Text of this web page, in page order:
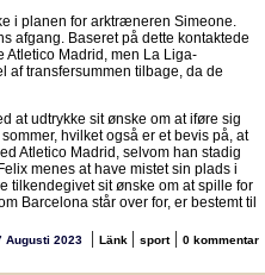
i planen for arktræneren Simeone.
afgang. Baseret på dette kontaktede
Atletico Madrid, men La Liga-
transfersummen tilbage, da de
at udtrykke sit ønske om at iføre sig
hvilket også er et bevis på, at
Atletico Madrid, selvom han stadig
menes at have mistet sin plads i
tilkendegivet sit ønske om at spille for
Barcelona står over for, er bestemt til
Augusti 2023 | Länk | sport| 0 kommentar